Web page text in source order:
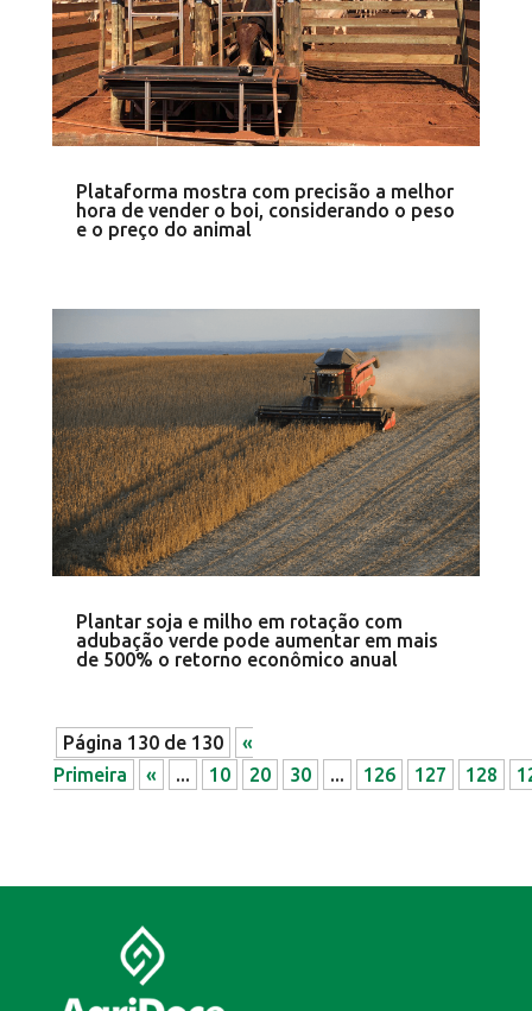
Plataforma mostra com precisão a melhor
hora de vender o boi, considerando o peso
e o preço do animal
Plantar soja e milho em rotação com
adubação verde pode aumentar em mais
de 500% o retorno econômico anual
Página 130 de 130
«
Primeira
« ... 10 20 30 ... 126 127 128